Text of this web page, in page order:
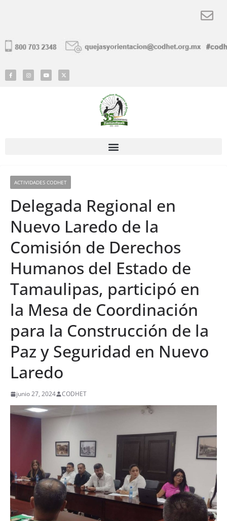
ACTIVIDADES CODHET
Delegada Regional en
Nuevo Laredo de la
Comisión de Derechos
Humanos del Estado de
Tamaulipas, participó en
la Mesa de Coordinación
para la Construcción de la
Paz y Seguridad en Nuevo
Laredo
junio 27, 2024 CODHET